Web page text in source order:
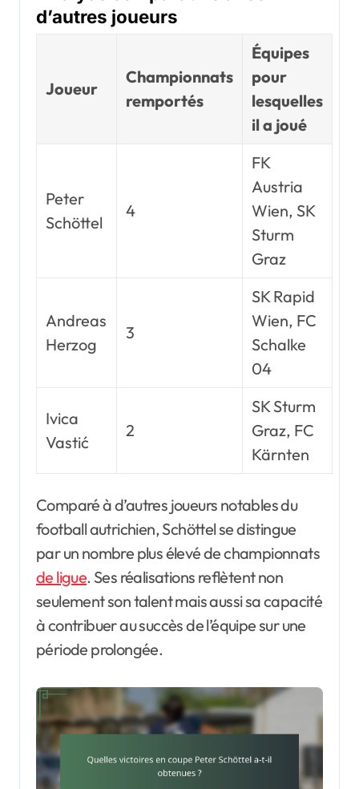
d’autres joueurs
Joueur
Championnats
remportés
Équipes
pour
lesquelles
il a joué
Peter
Schöttel
4
FK
Austria
Wien, SK
Sturm
Graz
Andreas
Herzog
3
SK Rapid
Wien, FC
Schalke
04
Ivica
Vastić
2
SK Sturm
Graz, FC
Kärnten
Comparé à d’autres joueurs notables du
football autrichien, Schöttel se distingue
par un nombre plus élevé de championnats
de ligue. Ses réalisations reflètent non
seulement son talent mais aussi sa capacité
à contribuer au succès de l’équipe sur une
période prolongée.